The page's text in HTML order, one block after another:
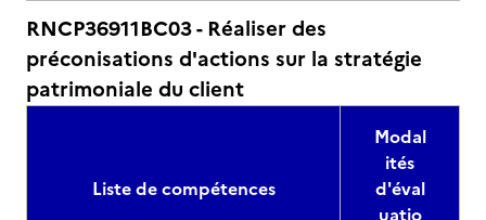
RNCP36911BC03 - Réaliser des
préconisations d'actions sur la stratégie
patrimoniale du client
Liste de compétences
Modal
ités
d'éval
uatio